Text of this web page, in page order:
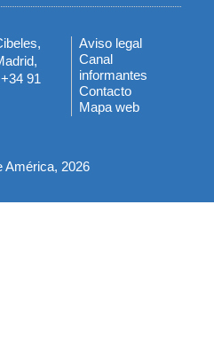
91
Menú
del
pie
Aviso legal
Canal
informantes
Contacto
Mapa web
América, 2026